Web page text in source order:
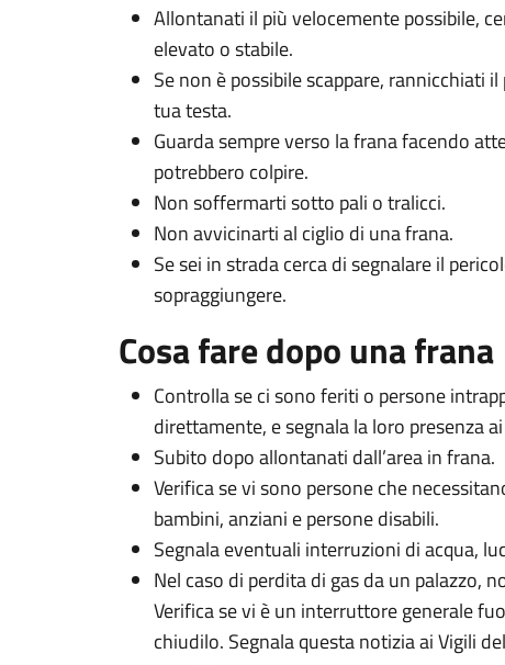
Allontanati il più velocemente possibile,
elevato o stabile.
Se non è possibile scappare, rannicchiati
tua testa.
Guarda sempre verso la frana facendo
potrebbero colpire.
Non soffermarti sotto pali o tralicci.
Non avvicinarti al ciglio di una frana.
Se sei in strada cerca di segnalare il
sopraggiungere.
Cosa fare dopo una frana
Controlla se ci sono feriti o persone
direttamente, e segnala la loro presenza
Subito dopo allontanati dall’area in frana.
Verifica se vi sono persone che
bambini, anziani e persone disabili.
Segnala eventuali interruzioni di acqua,
Nel caso di perdita di gas da un palazzo,
Verifica se vi è un interruttore generale
chiudilo. Segnala questa notizia ai Vigili